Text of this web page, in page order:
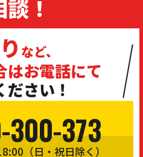
！
など、
はお電話にて
ださい！
300-373
（日・祝日除く）